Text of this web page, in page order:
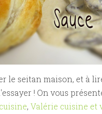
le seitan maison, et à
! On vous
, Valérie cuisine et